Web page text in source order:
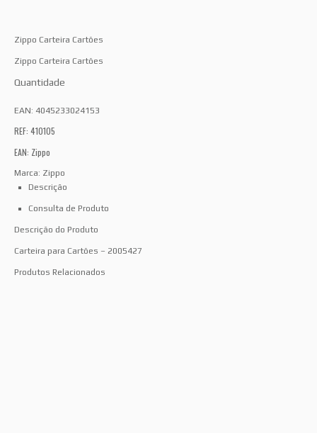
Zippo Carteira Cartões
Zippo Carteira Cartões
Quantidade
EAN: 4045233024153
REF: 410105
EAN: Zippo
Marca: Zippo
Descrição
Consulta de Produto
Descrição do Produto
Carteira para Cartões – 2005427
Produtos Relacionados